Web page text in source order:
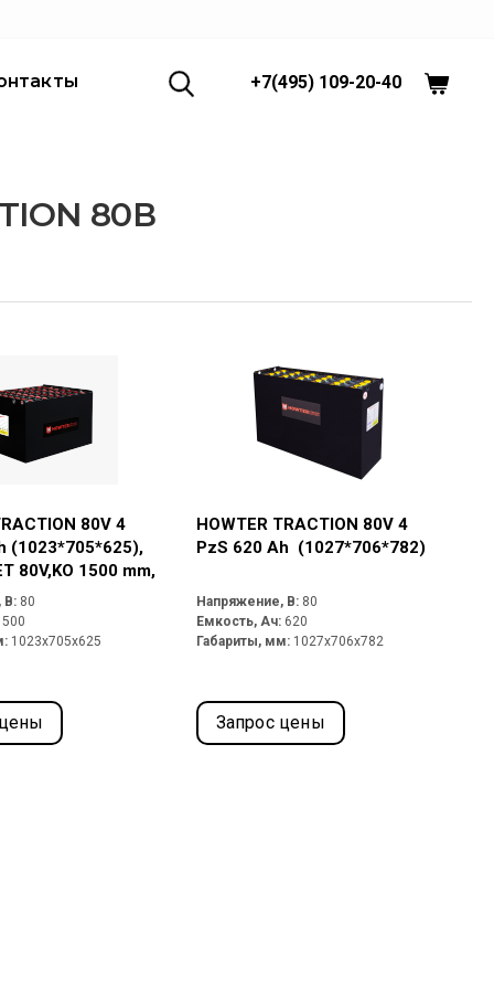
+7(495) 109-20-40
80В
80V 4
(1023*705*625),
80V,KO 1500 mm,
320A famele
В: 80
500
1023x705x625
HOWTER TRACTION 80V 4
PzS 620 Ah (1027*706*782)
Напряжение, В: 80
Емкость, Ач: 620
Габариты, мм: 1027x706x782
Запрос цены